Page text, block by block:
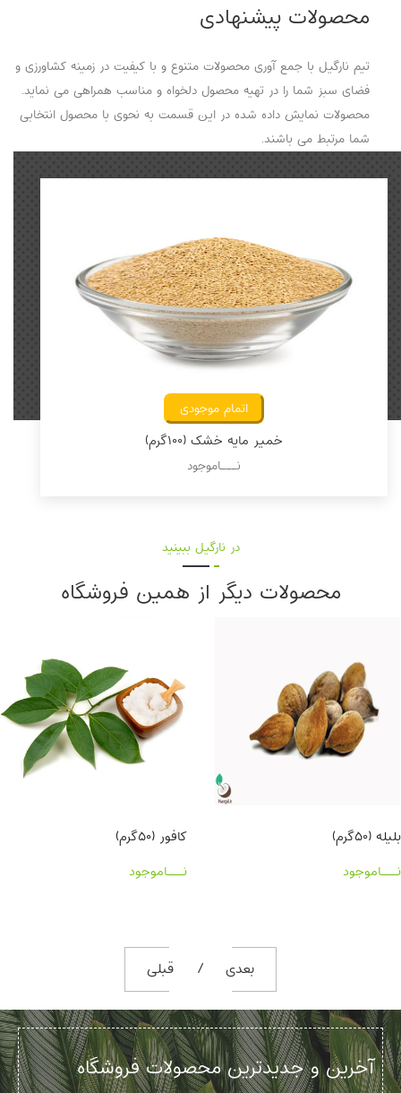
محصولات پیشنهادی
تیم نارگیل با جمع آوری محصولات متنوع و با کیفیت در زمینه کشاورزی و
فضای سبز شما را در تهیه محصول دلخواه و مناسب همراهی می نماید.
محصولات نمایش داده شده در این قسمت به نحوی با محصول انتخابی
شما مرتبط می باشند.
اتمام موجودی
خمیر مایه خشک (۱۰۰گرم)
نـــاموجود
در نارگیل ببینید
محصولات دیگر از همین فروشگاه
کافور (۵۰گرم)
نـــاموجود
بلیله (۵۰گرم)
نـــاموجود
قبلی بعدی
آخرین و جدیدترین محصولات فروشگاه